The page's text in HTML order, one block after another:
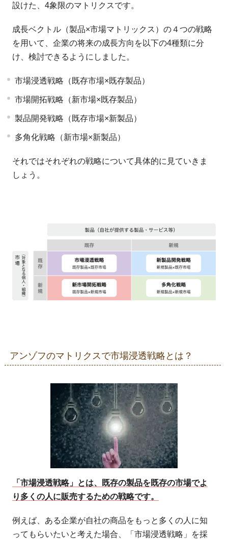
設けた、4象限のマトリクスです。
成長ベクトル（製品×市場マトリックス）の４つの戦略
を用いて、企業の将来の成長方向を以下の4種類に分
け、検討できるようにしました。
市場浸透戦略（既存市場×既存製品）
市場開拓戦略（新市場×既存製品）
製品開発戦略（既存市場×新製品）
多角化戦略（新市場×新製品）
それではそれぞれの戦略について具体的に見ていきま
しょう。
アンゾフのマトリクスで市場浸透戦略とは？
「市場浸透戦略」とは、既存の製品を既存の市場でよ
り多くの人に販売するための戦略です。
例えば、ある企業が自社の商品をもっと多くの人に知
ってもらいたいと考えた場合、「市場浸透戦略」を採